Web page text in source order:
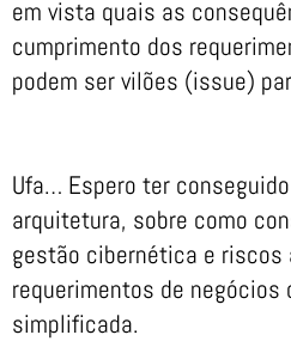
em vista quais as
cumprimento dos
podem ser vilões (issue)
Ufa… Espero ter
arquitetura, sobre como
gestão cibernética e riscos
requerimentos de negócios
simplificada.